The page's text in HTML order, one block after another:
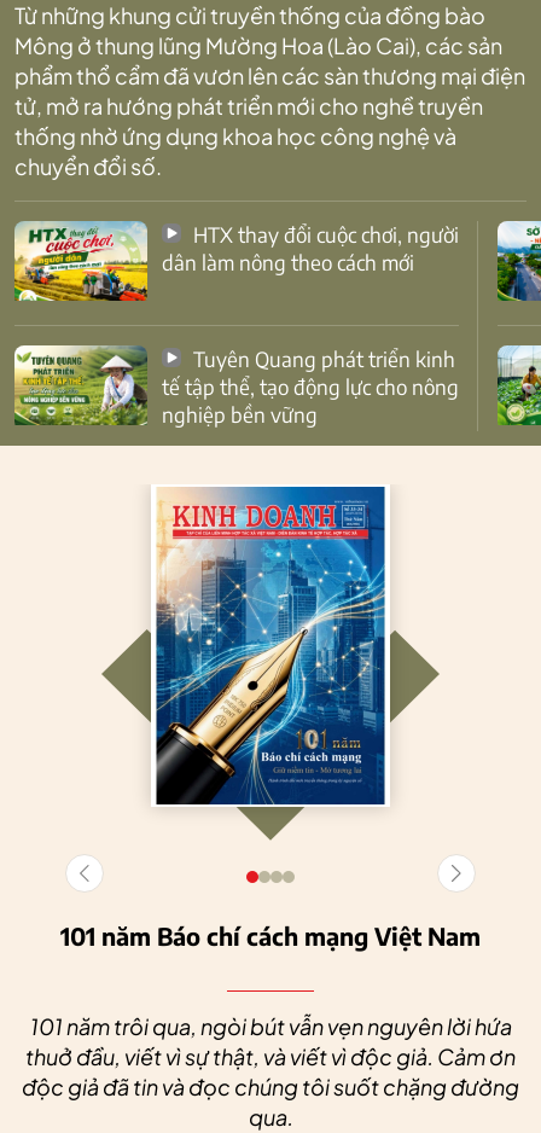
Từ những khung cửi truyền thống của đồng bào
Mông ở thung lũng Mường Hoa (Lào Cai), các sản
phẩm thổ cẩm đã vươn lên các sàn thương mại điện
tử, mở ra hướng phát triển mới cho nghề truyền
thống nhờ ứng dụng khoa học công nghệ và
chuyển đổi số.
dân làm nông theo cách mới
tế tập thể, tạo động lực cho nông
nghiệp bền vững
101 năm Báo chí cách mạng Việt Nam
101 năm trôi qua, ngòi bút vẫn vẹn nguyên lời hứa
thuở đầu, viết vì sự thật, và viết vì độc giả. Cảm ơn
độc giả đã tin và đọc chúng tôi suốt chặng đường
qua.